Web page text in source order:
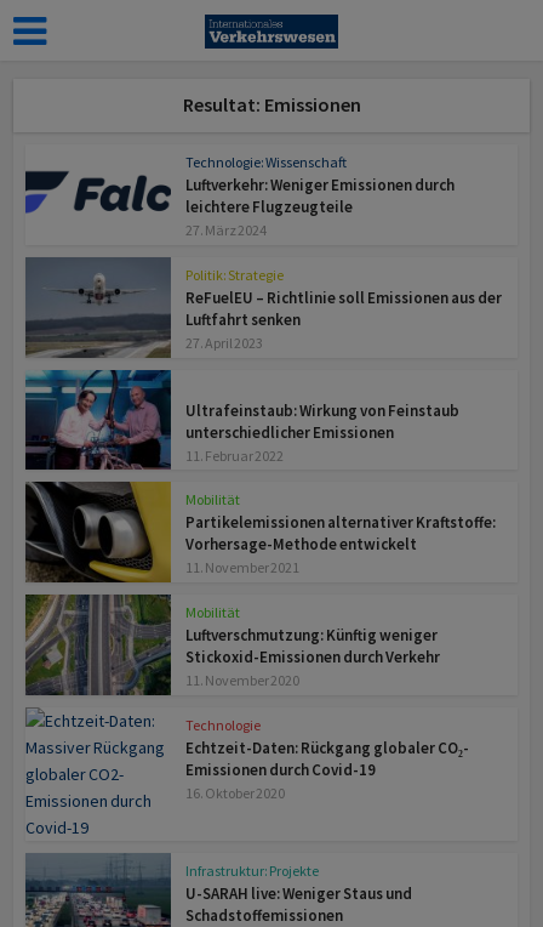
Resultat: Emissionen
Technologie: Wissenschaft
Luftverkehr: Weniger Emissionen durch
leichtere Flugzeugteile
27. März 2024
Politik: Strategie
ReFuelEU – Richtlinie soll Emissionen aus der
Luftfahrt senken
27. April 2023
Ultrafeinstaub: Wirkung von Feinstaub
unterschiedlicher Emissionen
11. Februar 2022
Mobilität
Partikelemissionen alternativer Kraftstoffe:
Vorhersage-Methode entwickelt
11. November 2021
Mobilität
Luftverschmutzung: Künftig weniger
Stickoxid-Emissionen durch Verkehr
11. November 2020
Technologie
Echtzeit-Daten: Rückgang globaler CO₂-
Emissionen durch Covid-19
16. Oktober 2020
Infrastruktur: Projekte
U-SARAH live: Weniger Staus und
Schadstoffemissionen